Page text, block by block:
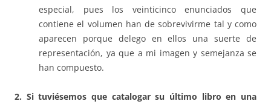
especial, pues los veinticinco enunciados que
contiene el volumen han de sobrevivirme tal y como
aparecen porque delego en ellos una suerte de
representación, ya que a mi imagen y semejanza se
han compuesto.
2. Si tuviésemos que catalogar su último libro en una